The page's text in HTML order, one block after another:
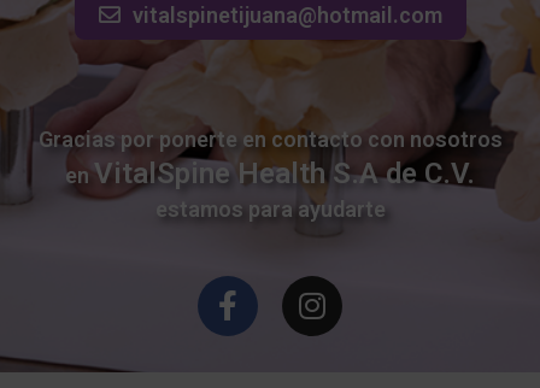
vitalspinetijuana@hotmail.com
Gracias por ponerte en contacto con nosotros
enVitalSpine Health S.A de C.V.
estamos para ayudarte